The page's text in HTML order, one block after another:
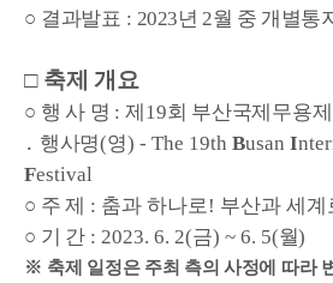
○ 결과발표 : 2023년 2월 중 개별통
□ 축제 개요
○ 행 사 명 :제 19회 부산국제무용제
․ 행사명(영) - The 19th Busan I
Festival
○ 주 제 : 춤과 하나로! 부산과 세계
○ 기 간 : 2023. 6. 2(금) ~ 6. 5(월)
※ 축제 일정은 주최 측의 사정에 따라